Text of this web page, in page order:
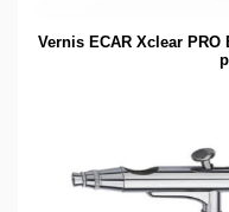
Vernis ECAR Xclear PRO